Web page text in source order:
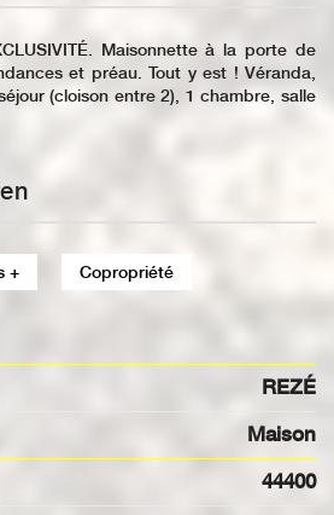
Maisonnette à la porte de
et préau. Tout y est ! Véranda,
(cloison entre 2), 1 chambre, salle
+ Copropriété
REZÉ
Maison
44400